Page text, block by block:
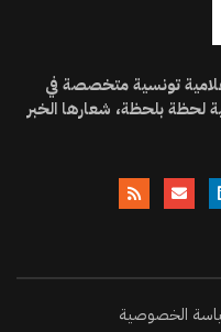
تونسية متخصصة في
لحظة بلحظة، شعارها الخبر
الخصوصية